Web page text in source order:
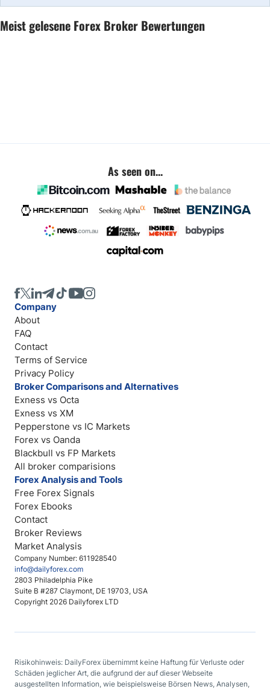
Meist gelesene Forex Broker Bewertungen
As seen on...
Company Number: 611928540
info@dailyforex.com
2803 Philadelphia Pike
Suite B #287 Claymont, DE 19703, USA
Copyright 2026 Dailyforex LTD
Company
About
FAQ
Contact
Terms of Service
Privacy Policy
Broker Comparisons and Alternatives
Exness vs Octa
Exness vs XM
Pepperstone vs IC Markets
Forex vs Oanda
Blackbull vs FP Markets
All broker comparisions
Forex Analysis and Tools
Free Forex Signals
Forex Ebooks
Contact
Broker Reviews
Market Analysis
Risikohinweis: DailyForex übernimmt keine Haftung für Verluste oder
Schäden jeglicher Art, die aufgrund der auf dieser Webseite
ausgestellten Information, wie beispielsweise Börsen News, Analysen,